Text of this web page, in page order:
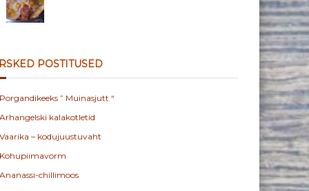
POSTITUSED
Porgandikeeks ” Muinasjutt “
Arhangelski kalakotletid
Vaarika – kodujuustuvaht
Kohupiimavorm
Ananassi-chillimoos